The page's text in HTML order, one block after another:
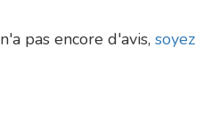
n'a pas encore d'avis, soyez